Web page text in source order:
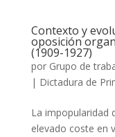
Contexto y
oposición
(1909-1927)
por Grupo de
| Dictadura de
La impopularidad
elevado coste en